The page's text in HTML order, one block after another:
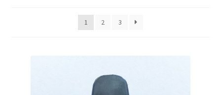
Zum Onlineshop in der Web Version
1 2 3